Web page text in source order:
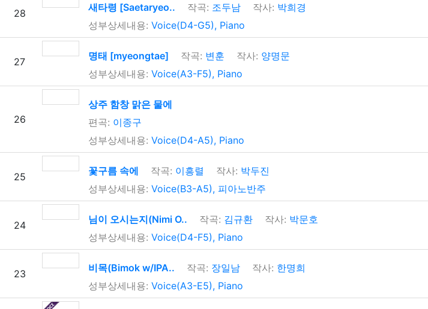
28 새타령 [Saetaryeo.. 작곡: 조두남 작사: 박희경
성부상세내용: Voice(D4-G5), Piano
27 명태 [myeongtae] 작곡: 변훈 작사: 양명문
성부상세내용: Voice(A3-F5), Piano
26
상주 함창 맑은 물에
편곡: 이종구
성부상세내용: Voice(D4-A5), Piano
25 꽃구름 속에 작곡: 이흥렬 작사: 박두진
성부상세내용: Voice(B3-A5), 피아노반주
24 님이 오시는지(Nimi O.. 작곡: 김규환 작사: 박문호
성부상세내용: Voice(D4-F5), Piano
23 비목(Bimok w/IPA.. 작곡: 장일남 작사: 한명희
성부상세내용: Voice(A3-E5), Piano